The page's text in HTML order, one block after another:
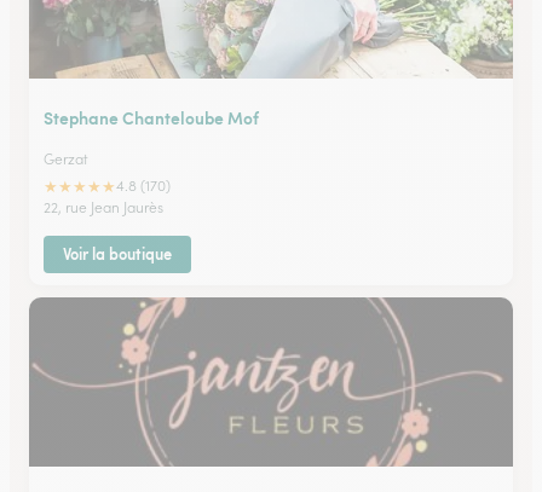
Stephane Chanteloube Mof
Gerzat
★★★★★4.8 (170)
22, rue Jean Jaurès
Voir la boutique